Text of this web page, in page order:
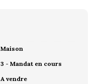
Maison
3 - Mandat en cours
A vendre